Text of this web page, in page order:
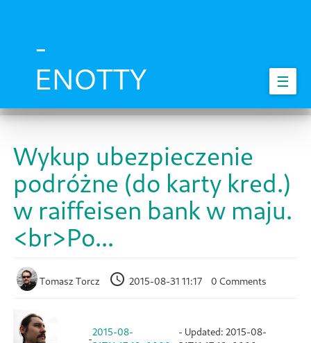
-
ENOTTY
☰
Wykup ubezpieczenie
podróżne (do karty kred.)
w raiffeisen bank w maju.
<br>Po...
Tomasz Torcz 2015-08-31 11:17 0 Comments
-
2015-08-
- Updated: 2015-08-